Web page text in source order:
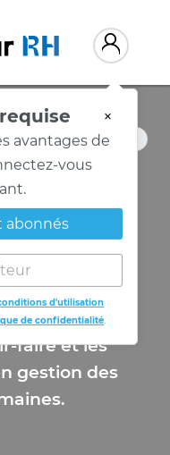
×
avantages de
vous
abonnés
d'utilisation
de confidentialité.
vidéo
de
RH où vous
faire et les
gestion des